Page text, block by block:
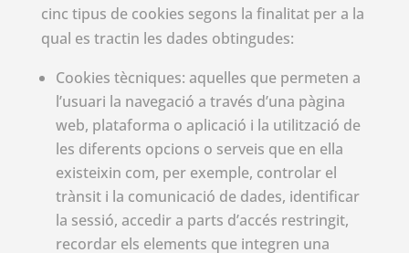
cinc tipus de cookies segons la finalitat per a la
qual es tractin les dades obtingudes:
Cookies tècniques: aquelles que permeten a
l’usuari la navegació a través d’una pàgina
web, plataforma o aplicació i la utilització de
les diferents opcions o serveis que en ella
existeixin com, per exemple, controlar el
trànsit i la comunicació de dades, identificar
la sessió, accedir a parts d’accés restringit,
recordar els elements que integren una